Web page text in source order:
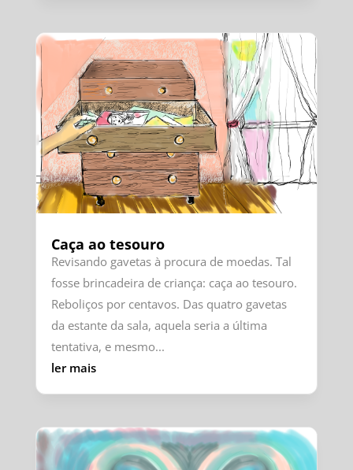
Caça ao tesouro
Revisando gavetas à procura de moedas. Tal
fosse brincadeira de criança: caça ao tesouro.
Reboliços por centavos. Das quatro gavetas
da estante da sala, aquela seria a última
tentativa, e mesmo...
ler mais